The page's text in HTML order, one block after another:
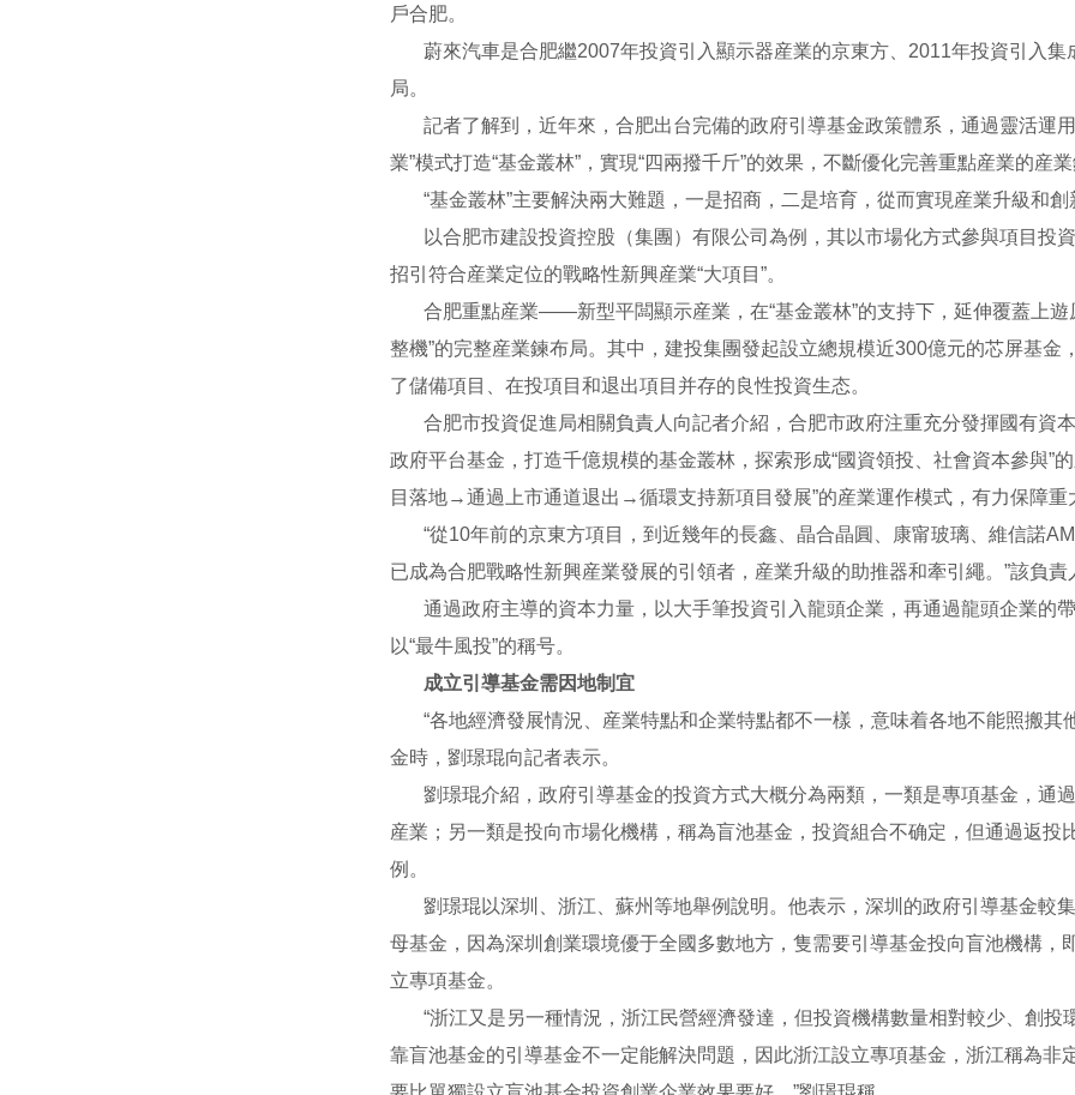
戶合肥。
蔚來汽車是合肥繼2007年投資引入顯示器産業的京東方、2011年投資引入
局。
記者了解到，近年來，合肥出台完備的政府引導基金政策體系，通過靈活運
業”模式打造“基金叢林”，實現“四兩撥千斤”的效果，不斷優化完善重點産業的産
“基金叢林”主要解決兩大難題，一是招商，二是培育，從而實現産業升級和
以合肥市建設投資控股（集團）有限公司為例，其以市場化方式參與項目投
招引符合産業定位的戰略性新興産業“大項目”。
合肥重點産業——新型平闆顯示産業，在“基金叢林”的支持下，延伸覆蓋上
整機”的完整産業鍊布局。其中，建投集團發起設立總規模近300億元的芯屏基
了儲備項目、在投項目和退出項目并存的良性投資生态。
合肥市投資促進局相關負責人向記者介紹，合肥市政府注重充分發揮國有資
政府平台基金，打造千億規模的基金叢林，探索形成“國資領投、社會資本參與
目落地→通過上市通道退出→循環支持新項目發展”的産業運作模式，有力保障
“從10年前的京東方項目，到近幾年的長鑫、晶合晶圓、康甯玻璃、維信諾
已成為合肥戰略性新興産業發展的引領者，産業升級的助推器和牽引繩。”該負責
通過政府主導的資本力量，以大手筆投資引入龍頭企業，再通過龍頭企業的
以“最牛風投”的稱号。
成立引導基金需因地制宜
“各地經濟發展情況、産業特點和企業特點都不一樣，意味着各地不能照搬
金時，劉璟琨向記者表示。
劉璟琨介紹，政府引導基金的投資方式大概分為兩類，一類是專項基金，通
産業；另一類是投向市場化機構，稱為盲池基金，投資組合不确定，但通過返
例。
劉璟琨以深圳、浙江、蘇州等地舉例說明。他表示，深圳的政府引導基金較
母基金，因為深圳創業環境優于全國多數地方，隻需要引導基金投向盲池機構
立專項基金。
“浙江又是另一種情況，浙江民營經濟發達，但投資機構數量相對較少、創
靠盲池基金的引導基金不一定能解決問題，因此浙江設立專項基金，浙江稱為